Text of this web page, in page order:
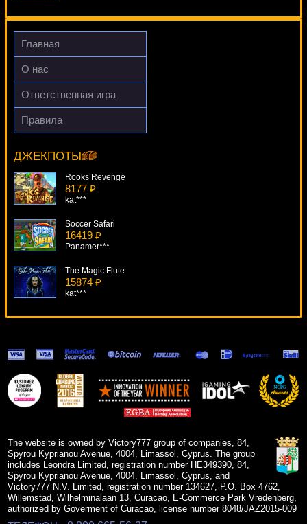
Paydirt
2057 ₽
superman***
Главная
О нас
Ответственная игра
Правила
ДЖЕКПОТЫ
Pharaoh's Fortune
SmileLow***
Rooks Revenge
8177 ₽
kat***
Soccer Safari
16419 ₽
Panamer***
The Magic Flute
15874 ₽
kat***
Fruit Cocktail
19092 ₽
blogolet***
Zhao Cai Jin Bao
The website is owned by Victory777 group of companies, 84,
Spyrou Kyprianou Avenue, 4004, Limassol, Cyprus. The group
includes Leondra Limited, registration number HE349390, 84,
Spyrou Kyprianou Avenue, 4004, Limassol, Cyprus, and
Victory777 N.V. Limited, registration number 134627, P.O. Box 4762,
Willemstad, Wilhelminalaan 13, Curacao, E-Commerce Park Vredenberg,
authorized by Goverment of Curacao, license number 8048/JAZ2015-009